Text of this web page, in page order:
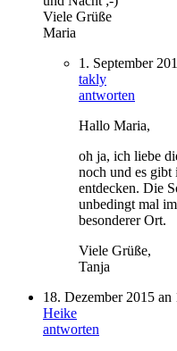
Viele Grüße
Maria
1. September
takly
antworten
Hallo Maria,
oh ja, ich liebe
noch und es gibt
entdecken. Die
unbedingt mal
besonderer Ort.
Viele Grüße,
Tanja
18. Dezember 2015 an
Heike
antworten